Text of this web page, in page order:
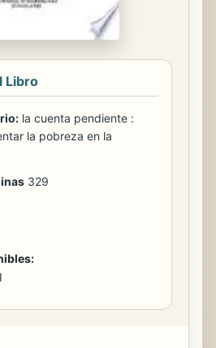
Libro
la cuenta pendiente :
la pobreza en la
329